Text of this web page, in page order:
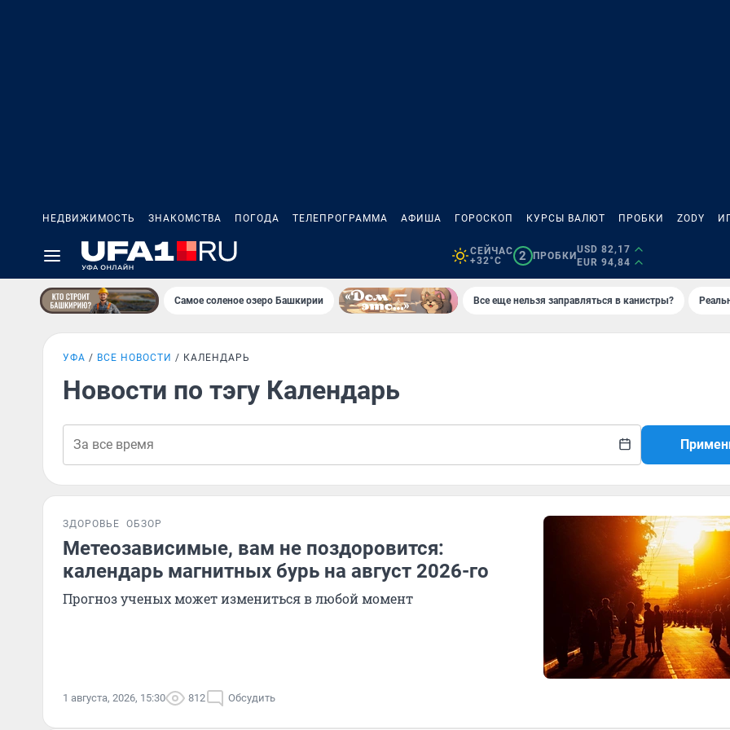
НЕДВИЖИМОСТЬ ЗНАКОМСТВА ПОГОДА ТЕЛЕПРОГРАММА АФИША ГОРОСКОП КУРСЫ ВАЛЮТ ПРОБКИ ZODY
СЕЙЧАС
+32°C
2 ПРОБКИ
USD 82,17
EUR 94,84
Самое соленое озеро Башкирии Все еще нельзя заправляться в канистры?
УФА ВСЕ НОВОСТИ КАЛЕНДАРЬ
Новости по тэгу Календарь
ЗДОРОВЬЕ ОБЗОР
Метеозависимые, вам не поздоровится:
календарь магнитных бурь на август 2026-го
Прогноз ученых может измениться в любой момент
1 августа, 2026, 15:30 812 Обсудить